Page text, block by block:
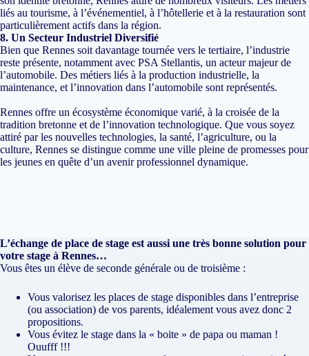
liés au tourisme, à l’événementiel, à l’hôtellerie et à la restauration sont
particulièrement actifs dans la région.
8. Un Secteur Industriel Diversifié
Bien que Rennes soit davantage tournée vers le tertiaire, l’industrie
reste présente, notamment avec PSA Stellantis, un acteur majeur de
l’automobile. Des métiers liés à la production industrielle, la
maintenance, et l’innovation dans l’automobile sont représentés.
Rennes offre un écosystème économique varié, à la croisée de la
tradition bretonne et de l’innovation technologique. Que vous soyez
attiré par les nouvelles technologies, la santé, l’agriculture, ou la
culture, Rennes se distingue comme une ville pleine de promesses pour
les jeunes en quête d’un avenir professionnel dynamique.
L’échange de place de stage est aussi une très bonne solution pour
votre stage à Rennes…
Vous êtes un élève de seconde générale ou de troisième :
Vous valorisez les places de stage disponibles dans l’entreprise
(ou association) de vos parents, idéalement vous avez donc 2
propositions.
Vous évitez le stage dans la « boite » de papa ou maman !
Ouufff !!!